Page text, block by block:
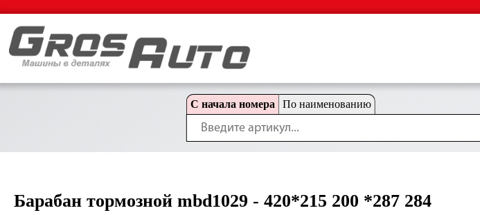
С начала номера По наименованию
Барабан тормозной mbd1029 - 420*215 200 *287 284